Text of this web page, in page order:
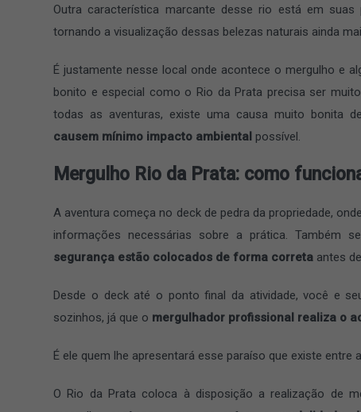
Outra característica marcante desse rio está em suas
tornando a visualização dessas belezas naturais ainda
É justamente nesse local onde acontece o mergulho e
bonito e especial como o Rio da Prata precisa ser
todas as aventuras, existe uma causa muito bonita
causem mínimo impacto ambiental possível.
Mergulho Rio da Prata: como
A aventura começa no deck de pedra da propriedade,
informações necessárias sobre a prática. Também
segurança estão colocados de forma correta antes
Desde o deck até o ponto final da atividade, você e
sozinhos, já que o mergulhador profissional realiza o
É ele quem lhe apresentará esse paraíso que existe entre
O Rio da Prata coloca à disposição a realização de